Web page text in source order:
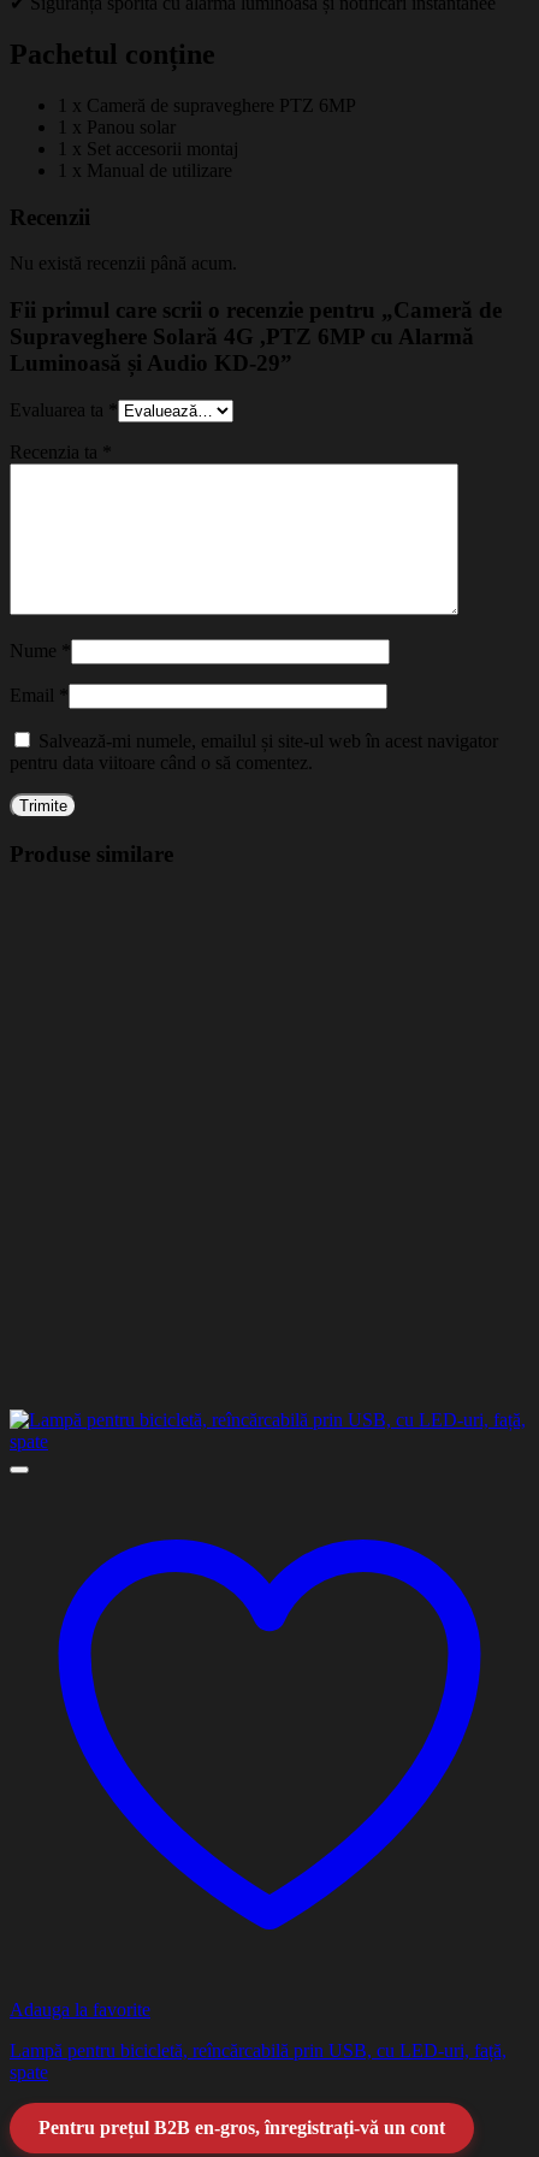
Pachetul conține
1 x Cameră de supraveghere PTZ 6MP
1 x Panou solar
1 x Set accesorii montaj
1 x Manual de utilizare
Recenzii
Nu există recenzii până acum.
Fii primul care scrii o recenzie pentru „Cameră de
Supraveghere Solară 4G ,PTZ 6MP cu Alarmă
Luminoasă și Audio KD-29”
Evaluarea ta
Recenzia ta
Nume
Email
Salvează-mi numele, emailul și site-ul web în acest navigator
pentru data viitoare când o să comentez.
Produse similare
Adauga la favorite
Lampă pentru bicicletă, reîncărcabilă prin USB, cu LED-uri, față,
spate
Pentru prețul B2B en-gros, înregistrați-vă un cont